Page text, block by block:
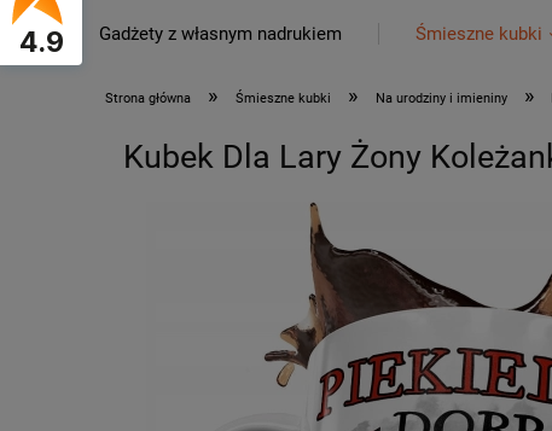
Gadżety z własnym nadrukiem Śmieszne kubki
Strona główna » Śmieszne kubki » Na urodziny i imieniny »
Kubek Dla Lary Żony
4.9